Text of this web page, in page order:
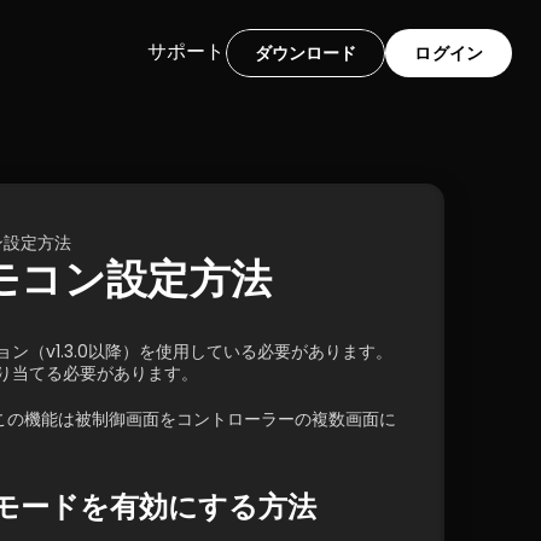
ダウンロード ログイン
サポート
定方法
ン設定方法
（v1.3.0以降）を使用している必要があります。
てる必要があります。
機能は被制御画面をコントローラーの複数画面に
ードを有効にする方法